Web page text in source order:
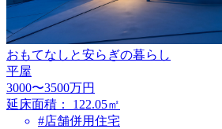
おもてなしと安らぎの暮らし
平屋
3000〜3500万円
延床面積：
122.05㎡
#店舗併用住宅